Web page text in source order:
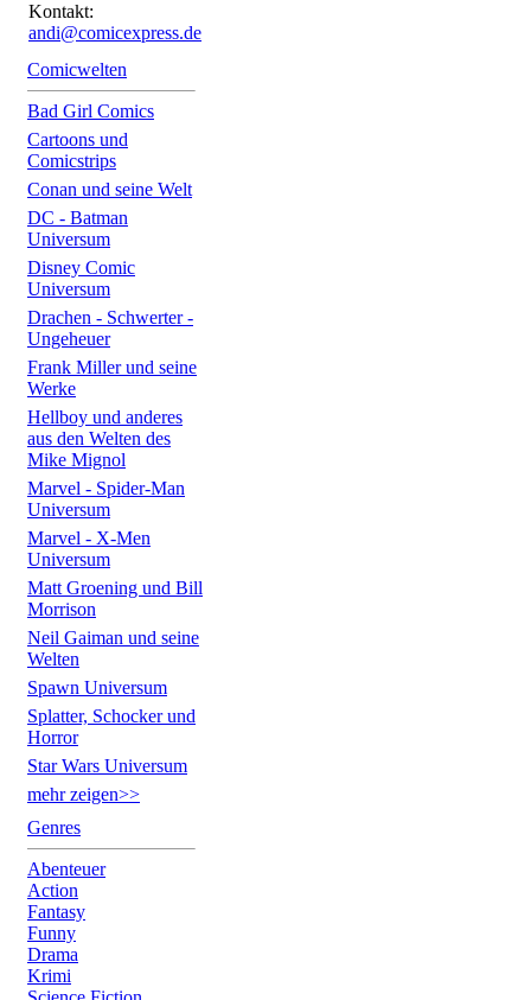
Kontakt:
andi@comicexpress.de
Comicwelten
Bad Girl Comics
Cartoons und
Comicstrips
Conan und seine Welt
DC - Batman
Universum
Disney Comic
Universum
Drachen - Schwerter -
Ungeheuer
Frank Miller und seine
Werke
Hellboy und anderes
aus den Welten des
Mike Mignol
Marvel - Spider-Man
Universum
Marvel - X-Men
Universum
Matt Groening und Bill
Morrison
Neil Gaiman und seine
Welten
Spawn Universum
Splatter, Schocker und
Horror
Star Wars Universum
mehr zeigen>>
Genres
Abenteuer
Action
Fantasy
Funny
Drama
Krimi